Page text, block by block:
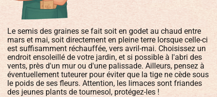
Le semis des graines se fait soit en godet au chaud entre
mars et mai, soit directement en pleine terre lorsque celle-ci
est suffisamment réchauffée, vers avril-mai. Choisissez un
endroit ensoleillé de votre jardin, et si possible à l'abri des
vents, près d'un mur ou d'une palissade. Ailleurs, pensez à
éventuellement tuteurer pour éviter que la tige ne cède sous
le poids de ses fleurs. Attention, les limaces sont friandes
des jeunes plants de tournesol, protégez-les !